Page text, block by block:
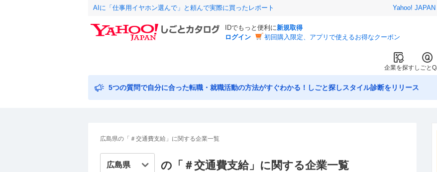
AIに「仕事用イヤホン選んで」と頼んで実際に買ったレポート Yahoo! JAPAN
IDでもっと便利に新規取得
ログイン
初回購入限定、アプリで使えるお得なクーポン
企業を探すしごと
5つの質問で自分に合った転職・就職活動の方法がすぐわかる！しごと探しスタイル診断をリリース
広島県の「＃交通費支給」に関する企業一覧
の「＃交通費支給」に関する企業一覧